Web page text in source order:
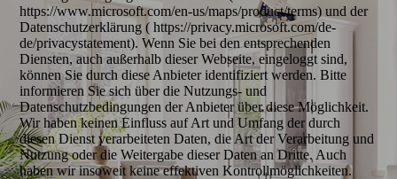
https://www.microsoft.com/en-us/maps/product/terms) und der
Datenschutzerklärung ( https://privacy.microsoft.com/de-
de/privacystatement). Wenn Sie bei den entsprechenden
Diensten, auch außerhalb dieser Webseite, eingeloggt sind,
können Sie durch diese Anbieter identifiziert werden. Bitte
informieren Sie sich über die Nutzungs- und
Datenschutzbedingungen der Anbieter über diese Möglichkeit.
Wir haben keinen Einfluss auf Art und Umfang der durch
diesen Dienst verarbeiteten Daten, die Art der Verarbeitung und
Nutzung oder die Weitergabe dieser Daten an Dritte. Auch
haben wir insoweit keine effektiven Kontrollmöglichkeiten.